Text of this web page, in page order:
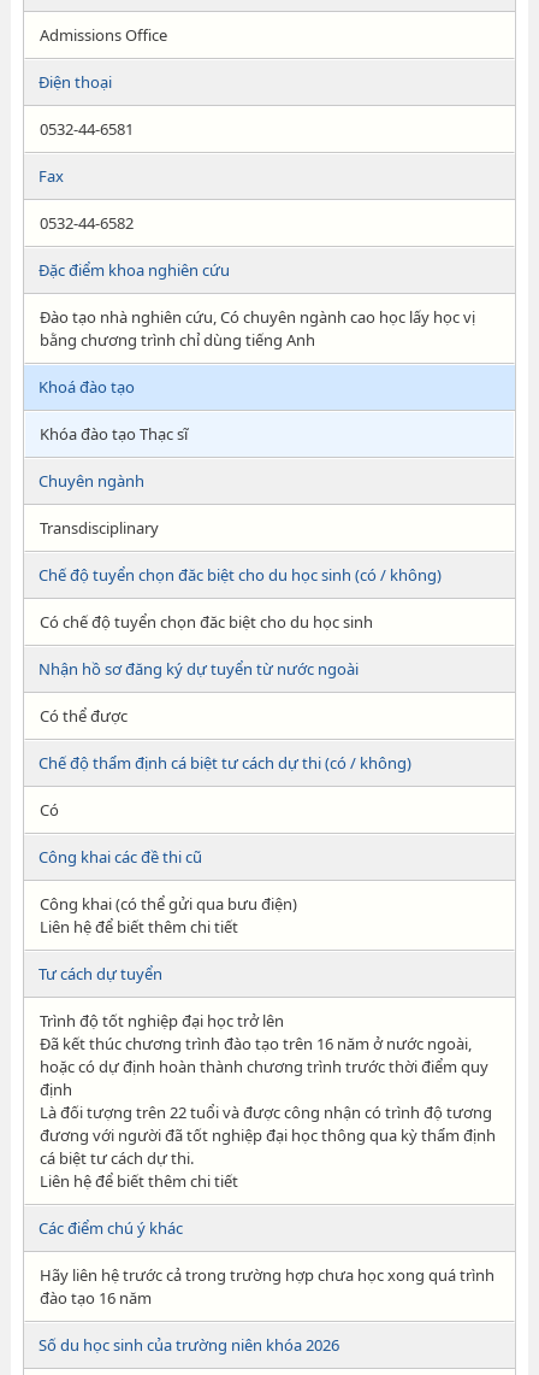
Admissions Office
Điện thoại
0532-44-6581
Fax
0532-44-6582
Đặc điểm khoa nghiên cứu
Đào tạo nhà nghiên cứu, Có chuyên ngành cao học lấy học vị
bằng chương trình chỉ dùng tiếng Anh
Khoá đào tạo
Khóa đào tạo Thạc sĩ
Chuyên ngành
Transdisciplinary
Chế độ tuyển chọn đăc biệt cho du học sinh (có / không)
Có chế độ tuyển chọn đăc biệt cho du học sinh
Nhận hồ sơ đăng ký dự tuyển từ nước ngoài
Có thể được
Chế độ thẩm định cá biệt tư cách dự thi (có / không)
Có
Công khai các đề thi cũ
Công khai (có thể gửi qua bưu điện)
Liên hệ để biết thêm chi tiết
Tư cách dự tuyển
Trình độ tốt nghiệp đại học trở lên
Đã kết thúc chương trình đào tạo trên 16 năm ở nước ngoài,
hoặc có dự định hoàn thành chương trình trước thời điểm quy
định
Là đối tượng trên 22 tuổi và được công nhận có trình độ tương
đương với người đã tốt nghiệp đại học thông qua kỳ thẩm định
cá biệt tư cách dự thi.
Liên hệ để biết thêm chi tiết
Các điểm chú ý khác
Hãy liên hệ trước cả trong trường hợp chưa học xong quá trình
đào tạo 16 năm
Số du học sinh của trường niên khóa 2026